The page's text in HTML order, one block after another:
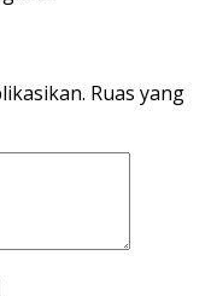
Ruas yang